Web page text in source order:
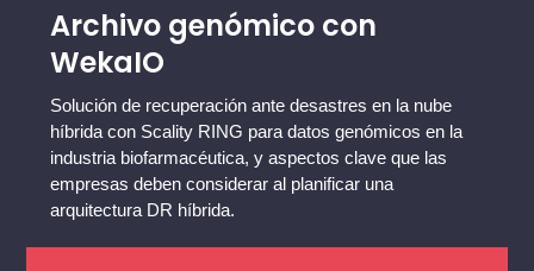
Archivo genómico con
WekaIO
Solución de recuperación ante desastres en la nube
híbrida con Scality RING para datos genómicos en la
industria biofarmacéutica, y aspectos clave que las
empresas deben considerar al planificar una
arquitectura DR híbrida.